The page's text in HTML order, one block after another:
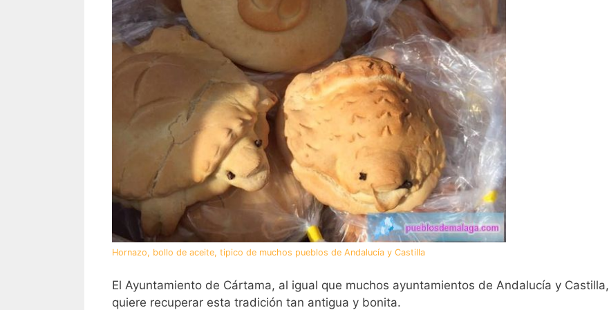
Hornazo, bollo de aceite, tipico de muchos pueblos de Andalucía y Castilla
El Ayuntamiento de Cártama, al igual que muchos ayuntamientos de Andalucía y Castilla,
quiere recuperar esta tradición tan antigua y bonita.